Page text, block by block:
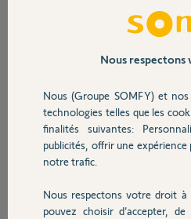
Sécurité
Domotique
Chauffage
J'ai bien reçu la camera de
Je n'arrive pas à la mettre en service
Michèle W.
Participer au
Réponses
Bonjour Michèle,
Nous
Nous (Groupe SOMFY) et
technologies telles que les
finalités suivantes:
publicités, offrir une
notre trafic.
Nous respectons votre droit
pouvez choisir d’accepter,